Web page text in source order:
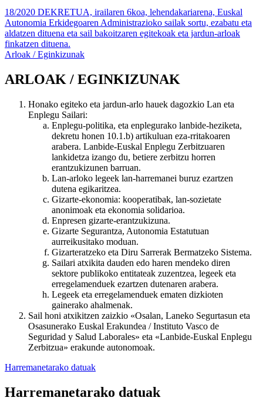
18/2020 DEKRETUA, irailaren 6koa, lehendakariarena, Euskal
Autonomia Erkidegoaren Administrazioko sailak sortu, ezabatu eta
aldatzen dituena eta sail bakoitzaren egitekoak eta jardun-arloak
finkatzen dituena.
Arloak / Eginkizunak
ARLOAK / EGINKIZUNAK
Honako egiteko eta jardun-arlo hauek dagozkio Lan eta
Enplegu Sailari:
Enplegu-politika, eta enplegurako lanbide-heziketa,
dekretu honen 10.1.b) artikuluan eza-rritakoaren
arabera. Lanbide-Euskal Enplegu Zerbitzuaren
lankidetza izango du, betiere zerbitzu horren
erantzukizunen barruan.
Lan-arloko legeek lan-harremanei buruz ezartzen
dutena egikaritzea.
Gizarte-ekonomia: kooperatibak, lan-sozietate
anonimoak eta ekonomia solidarioa.
Enpresen gizarte-erantzukizuna.
Gizarte Segurantza, Autonomia Estatutuan
aurreikusitako moduan.
Gizarteratzeko eta Diru Sarrerak Bermatzeko Sistema.
Sailari atxikita dauden edo haren mendeko diren
sektore publikoko entitateak zuzentzea, legeek eta
erregelamenduek ezartzen dutenaren arabera.
Legeek eta erregelamenduek ematen dizkioten
gainerako ahalmenak.
Sail honi atxikitzen zaizkio «Osalan, Laneko Segurtasun eta
Osasunerako Euskal Erakundea / Instituto Vasco de
Seguridad y Salud Laborales» eta «Lanbide-Euskal Enplegu
Zerbitzua» erakunde autonomoak.
Harremanetarako datuak
Harremanetarako datuak